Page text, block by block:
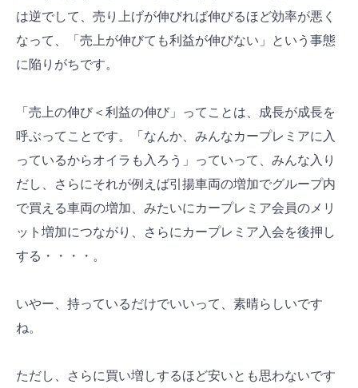
は逆でして、売り上げが伸びれば伸びるほど効率が悪く
なって、「売上が伸びても利益が伸びない」という事態
に陥りがちです。
「売上の伸び＜利益の伸び」ってことは、成長が成長を
呼ぶってことです。「なんか、みんなカープレミアに入
っているからオイラも入ろう」っていって、みんな入り
だし、さらにそれが例えば引揚車両の増加でグループ内
で買える車両の増加、みたいにカープレミア会員のメリ
ット増加につながり、さらにカープレミア入会を後押し
する・・・・。
いやー、持っているだけでいいって、素晴らしいです
ね。
ただし、さらに買い増しするほど安いとも思わないです